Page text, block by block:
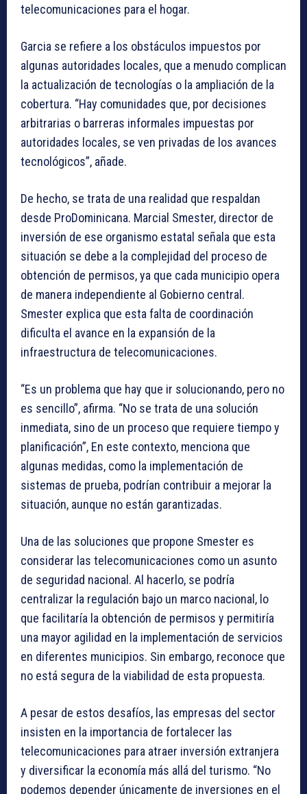
telecomunicaciones para el hogar.
Garcia se refiere a los obstáculos impuestos por
algunas autoridades locales, que a menudo complican
la actualización de tecnologías o la ampliación de la
cobertura. “Hay comunidades que, por decisiones
arbitrarias o barreras informales impuestas por
autoridades locales, se ven privadas de los avances
tecnológicos”, añade.
De hecho, se trata de una realidad que respaldan
desde ProDominicana. Marcial Smester, director de
inversión de ese organismo estatal señala que esta
situación se debe a la complejidad del proceso de
obtención de permisos, ya que cada municipio opera
de manera independiente al Gobierno central.
Smester explica que esta falta de coordinación
dificulta el avance en la expansión de la
infraestructura de telecomunicaciones.
“Es un problema que hay que ir solucionando, pero no
es sencillo”, afirma. “No se trata de una solución
inmediata, sino de un proceso que requiere tiempo y
planificación”, En este contexto, menciona que
algunas medidas, como la implementación de
sistemas de prueba, podrían contribuir a mejorar la
situación, aunque no están garantizadas.
Una de las soluciones que propone Smester es
considerar las telecomunicaciones como un asunto
de seguridad nacional. Al hacerlo, se podría
centralizar la regulación bajo un marco nacional, lo
que facilitaría la obtención de permisos y permitiría
una mayor agilidad en la implementación de servicios
en diferentes municipios. Sin embargo, reconoce que
no está segura de la viabilidad de esta propuesta.
A pesar de estos desafíos, las empresas del sector
insisten en la importancia de fortalecer las
telecomunicaciones para atraer inversión extranjera
y diversificar la economía más allá del turismo. “No
podemos depender únicamente de inversiones en el